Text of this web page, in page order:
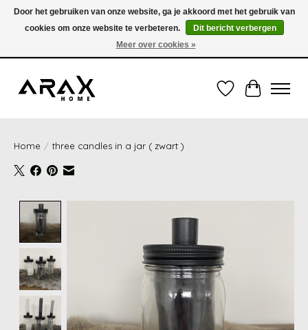
VERZENDING TUSSEN 1 en 3 WERKDAGEN - GRATIS VERZENDING VANAF 35,00€
(onder de 35,00€ = 3,95€ verzendkosten) OF OPHALEN IN DE WINKEL OOK
Verlanglijst
Home / three candles in a jar ( zwart )
Door het gebruiken van onze website, ga je akkoord met het gebruik van
cookies om onze website te verbeteren.
Dit bericht verbergen
Meer over cookies »